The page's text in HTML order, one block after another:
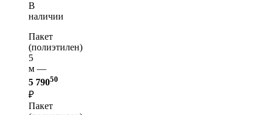
В
наличии
Пакет
(полиэтилен)
5
м —
5 79050
₽
Пакет